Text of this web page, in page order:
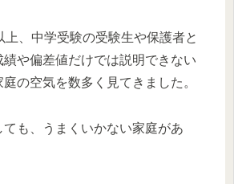
上、中学受験の受験生や保護者と
や偏差値だけでは説明できない
の空気を数多く見てきました。
も、うまくいかない家庭があ